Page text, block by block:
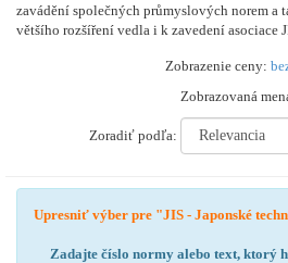
zavádění společných průmyslových norem a
většího rozšíření vedla i k zavedení asociace
Zobrazenie ceny:
Zobrazovaná
Zoradiť podľa:
Upresniť výber pre "JIS - Japonské
Zadajte číslo normy alebo text, ktorý